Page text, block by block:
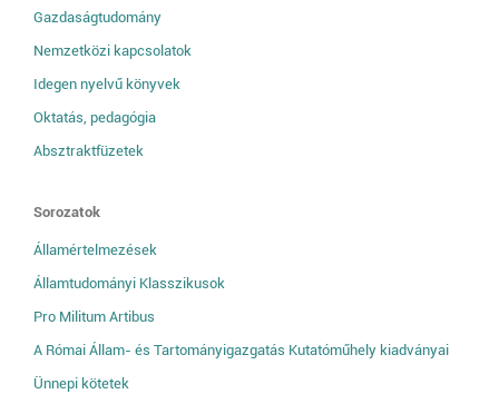
Gazdaságtudomány
Nemzetközi kapcsolatok
Idegen nyelvű könyvek
Oktatás, pedagógia
Absztraktfüzetek
Sorozatok
Államértelmezések
Államtudományi Klasszikusok
Pro Militum Artibus
A Római Állam- és Tartományigazgatás Kutatóműhely kiadványai
Ünnepi kötetek